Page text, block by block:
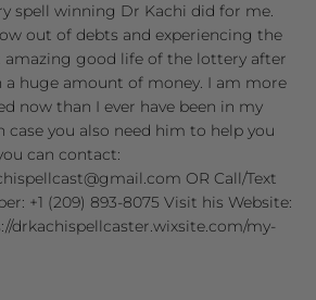
spell winning Dr Kachi did for me.
out of debts and experiencing the
amazing good life of the lottery after
a huge amount of money. I am more
now than I ever have been in my
case you also need him to help you
can contact:
OR Call/Text
+1 (209) 893-8075 Visit his Website:
drkachispellcaster.wixsite.com/my-